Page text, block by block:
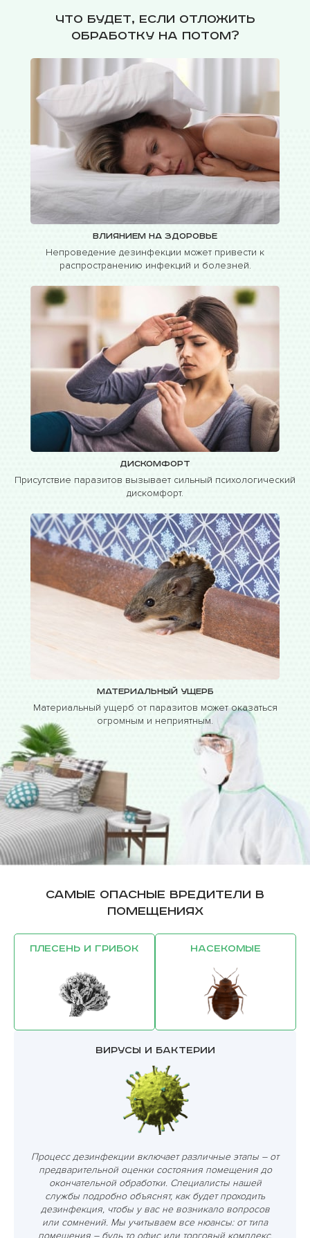
Что будет, если отложить
обработку на потом?
Влиянием на здоровье
Непроведение дезинфекции может привести к
распространению инфекций и болезней.
Дискомфорт
Присутствие паразитов вызывает сильный психологический
дискомфорт.
Материальный ущерб
Материальный ущерб от паразитов может оказаться
огромным и неприятным.
Самые опасные вредители в
помещениях
Плесень и грибок Насекомые
Вирусы и бактерии
Процесс дезинфекции включает различные этапы – от
предварительной оценки состояния помещения до
окончательной обработки. Специалисты нашей
службы подробно объяснят, как будет проходить
дезинфекция, чтобы у вас не возникало вопросов
или сомнений. Мы учитываем все нюансы: от типа